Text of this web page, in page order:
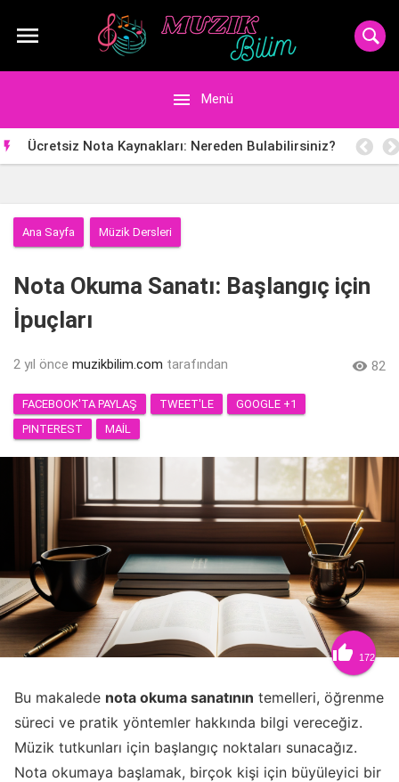

 Menü
 Ücretsiz Nota Kaynakları: Nereden Bulabilirsiniz?
Ana Sayfa Müzik Dersleri
Nota Okuma Sanatı: Başlangıç için
İpuçları
2 yıl önce muzikbilim.com tarafından  82
FACEBOOK'TA PAYLAŞ TWEET'LE
GOOGLE +1
PINTEREST
MAIL
 172
Bu makalede nota okuma sanatının temelleri, öğrenme
süreci ve pratik yöntemler hakkında bilgi vereceğiz.
Müzik tutkunları için başlangıç noktaları sunacağız.
Nota okumaya başlamak, birçok kişi için büyüleyici bir